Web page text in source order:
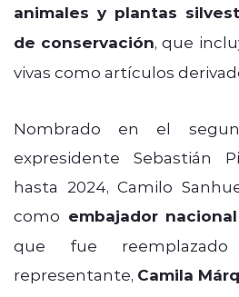
animales y plantas
de conservación, que
vivas como artículos
Nombrado en el
expresidente Sebastián
hasta 2024, Camilo
como embajador
que fue
representante, Camila